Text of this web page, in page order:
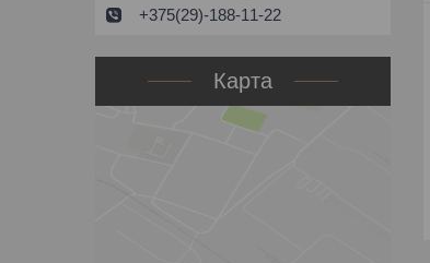
+375(29)-188-11-22
Карта